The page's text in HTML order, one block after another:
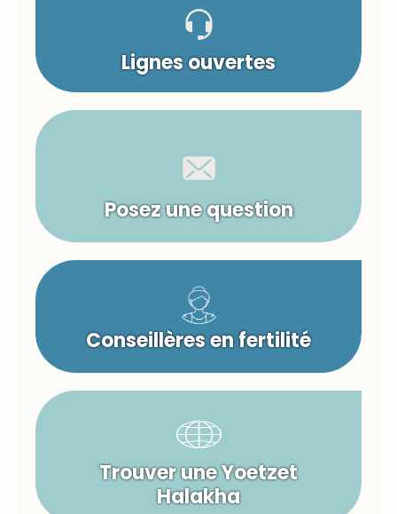
Lignes ouvertes
Posez une question
Conseillères en fertilité
Trouver une Yoetzet
Halakha